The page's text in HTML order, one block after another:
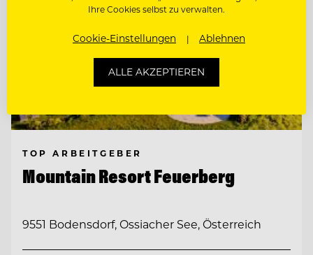
TOP ARBEITGEBER
Mountain Resort Feuerberg
9551 Bodensdorf, Ossiacher See, Österreich
Ihre Cookies selbst zu verwalten.
Cookie-Einstellungen Ablehnen
ALLE AKZEPTIEREN